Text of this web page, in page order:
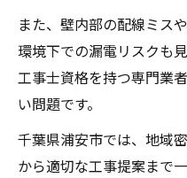
また、壁内部の配線ミス
環境下での漏電リスクも
工事士資格を持つ専門業
い問題です。
千葉県浦安市では、地域
から適切な工事提案まで